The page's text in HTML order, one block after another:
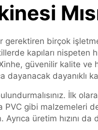
gerektiren birçok
kapıları
güvenilir kalite ve
dayanacak dayanıklı
İlk
gibi malzemeleri
üretim hızını da